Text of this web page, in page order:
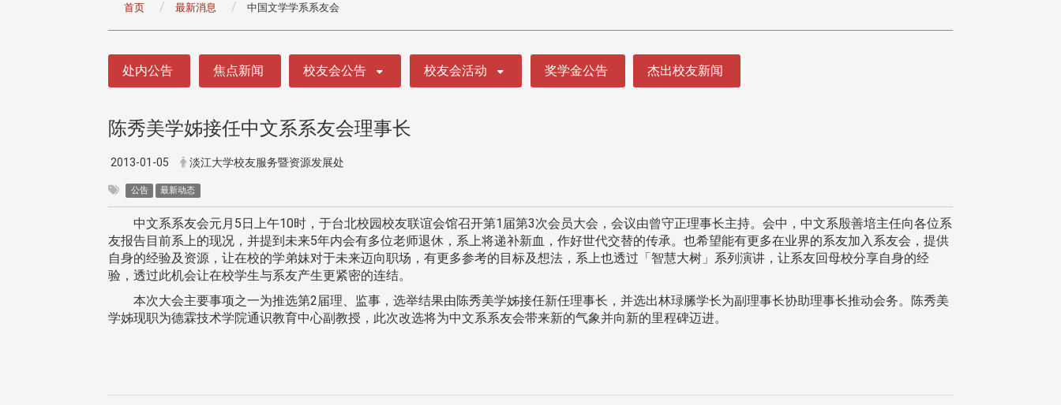
首页 最新消息 中国文学学系系友会
处内公告 焦点新闻 校友会公告 校友会活动 奖学金公告 杰出校友新闻
陈秀美学姊接任中文系系友会理事长
2013-01-05 淡江大学校友服务暨资源发展处
公告 最新动态
中文系系友会元月5日上午10时，于台北校园校友联谊会馆召开第1届第3次会员大会，会议由曾守正理事长主持。会中，中文系殷善培主任向各位系
友报告目前系上的现况，并提到未来5年内会有多位老师退休，系上将递补新血，作好世代交替的传承。也希望能有更多在业界的系友加入系友会，提供
自身的经验及资源，让在校的学弟妹对于未来迈向职场，有更多参考的目标及想法，系上也透过「智慧大树」系列演讲，让系友回母校分享自身的经
验，透过此机会让在校学生与系友产生更紧密的连结。
本次大会主要事项之一为推选第2届理、监事，选举结果由陈秀美学姊接任新任理事长，并选出林琭縢学长为副理事长协助理事长推动会务。陈秀美
学姊现职为德霖技术学院通识教育中心副教授，此次改选将为中文系系友会带来新的气象并向新的里程碑迈进。